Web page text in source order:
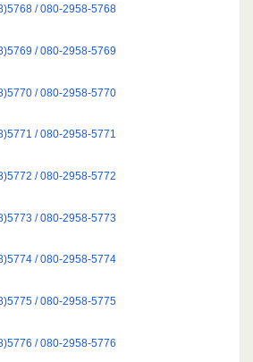
/ 080-2958-5768
/ 080-2958-5769
/ 080-2958-5770
/ 080-2958-5771
/ 080-2958-5772
/ 080-2958-5773
/ 080-2958-5774
/ 080-2958-5775
/ 080-2958-5776